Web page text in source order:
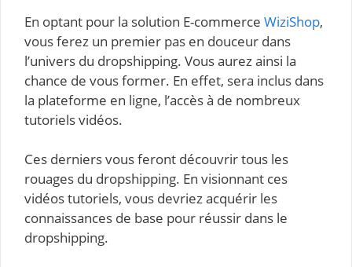
En optant pour la solution E-commerce WiziShop,
vous ferez un premier pas en douceur dans
l’univers du dropshipping. Vous aurez ainsi la
chance de vous former. En effet, sera inclus dans
la plateforme en ligne, l’accès à de nombreux
tutoriels vidéos.
Ces derniers vous feront découvrir tous les
rouages du dropshipping. En visionnant ces
vidéos tutoriels, vous devriez acquérir les
connaissances de base pour réussir dans le
dropshipping.